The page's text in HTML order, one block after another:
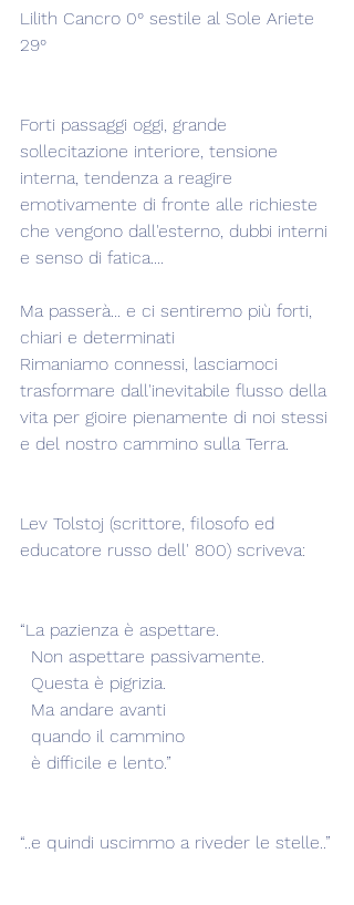
Lilith Cancro 0° sestile al Sole Ariete
29°
Forti passaggi oggi, grande
sollecitazione interiore, tensione
interna, tendenza a reagire
emotivamente di fronte alle richieste
che vengono dall'esterno, dubbi interni
e senso di fatica....
Ma passerà... e ci sentiremo più forti,
chiari e determinati
Rimaniamo connessi, lasciamoci
trasformare dall'inevitabile flusso della
vita per gioire pienamente di noi stessi
e del nostro cammino sulla Terra.
Lev Tolstoj (scrittore, filosofo ed
educatore russo dell' 800) scriveva:
“La pazienza è aspettare.
  Non aspettare passivamente.
  Questa è pigrizia.
  Ma andare avanti
  quando il cammino
  è difficile e lento.”
“..e quindi uscimmo a riveder le stelle..”